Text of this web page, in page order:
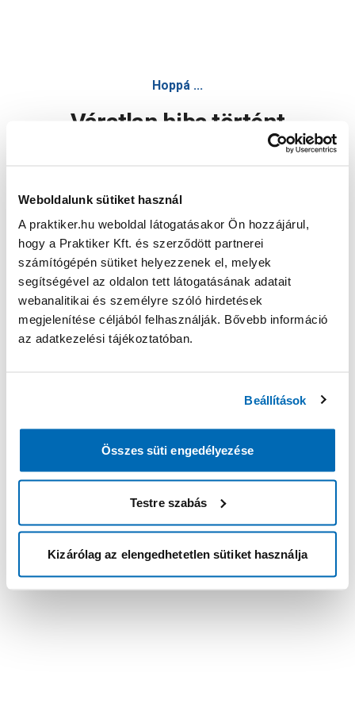
Weboldalunk sütiket használ
A praktiker.hu weboldal látogatásakor Ön hozzájárul,
hogy a Praktiker Kft. és szerződött partnerei
számítógépén sütiket helyezzenek el, melyek
segítségével az oldalon tett látogatásának adatait
webanalitikai és személyre szóló hirdetések
megjelenítése céljából felhasználják. Bővebb információ
az adatkezelési tájékoztatóban.
Beállítások
Összes süti engedélyezése
Testre szabás
Kizárólag az elengedhetetlen sütiket használja
Hoppá ...
Váratlan hiba történt
Oldal újratöltése